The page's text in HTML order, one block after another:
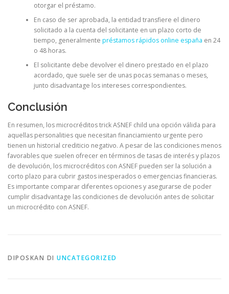
otorgar el préstamo.
En caso de ser aprobada, la entidad transfiere el dinero
solicitado a la cuenta del solicitante en un plazo corto de
tiempo, generalmente préstamos rápidos online españa en 24
o 48 horas.
El solicitante debe devolver el dinero prestado en el plazo
acordado, que suele ser de unas pocas semanas o meses,
junto disadvantage los intereses correspondientes.
Conclusión
En resumen, los microcréditos trick ASNEF child una opción válida para
aquellas personalities que necesitan financiamiento urgente pero
tienen un historial crediticio negativo. A pesar de las condiciones menos
favorables que suelen ofrecer en términos de tasas de interés y plazos
de devolución, los microcréditos con ASNEF pueden ser la solución a
corto plazo para cubrir gastos inesperados o emergencias financieras.
Es importante comparar diferentes opciones y asegurarse de poder
cumplir disadvantage las condiciones de devolución antes de solicitar
un microcrédito con ASNEF.
DIPOSKAN DI UNCATEGORIZED